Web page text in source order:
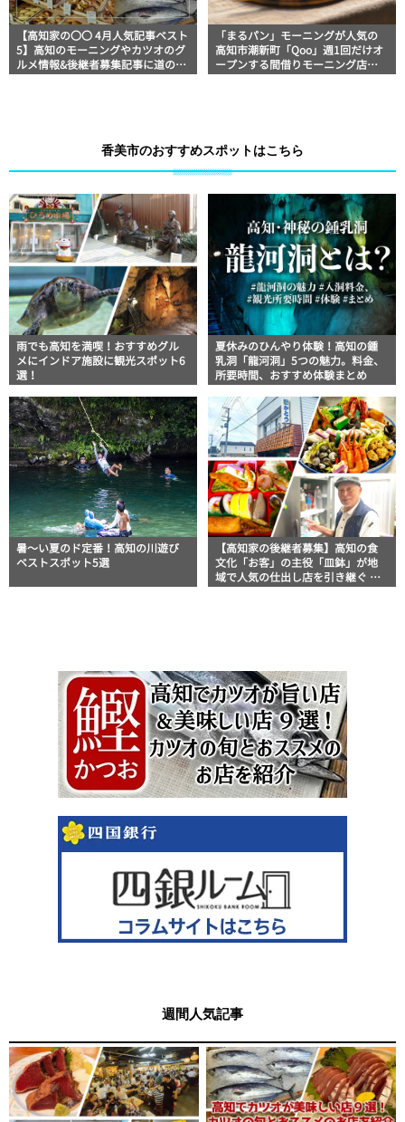
【高知家の〇〇 4月人気記事ベスト
5】高知のモーニングやカツオのグ
ルメ情報&後継者募集記事に道の駅
「まるパン」モーニングが人気の
高知市潮新町「Qoo」週1回だけオ
ープンする間借りモーニング店
香美市のおすすめスポットはこちら
雨でも高知を満喫！おすすめグル
メにインドア施設に観光スポット6
選！
夏休みのひんやり体験！高知の鍾
乳洞「龍河洞」5つの魅力。料金、
所要時間、おすすめ体験まとめ
暑～い夏のド定番！高知の川遊び
ベストスポット5選
【高知家の後継者募集】高知の食
文化「お客」の主役「皿鉢」が地
域で人気の仕出し店を引き継ぐ 土
週間人気記事